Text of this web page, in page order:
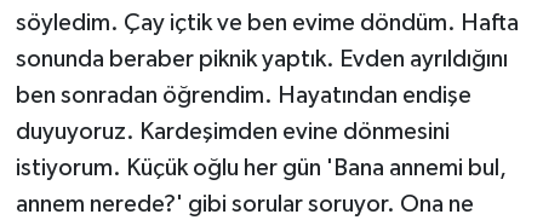
söyledim. Çay içtik ve ben evime döndüm. Hafta
sonunda beraber piknik yaptık. Evden ayrıldığını
ben sonradan öğrendim. Hayatından endişe
duyuyoruz. Kardeşimden evine dönmesini
istiyorum. Küçük oğlu her gün 'Bana annemi bul,
annem nerede?' gibi sorular soruyor. Ona ne